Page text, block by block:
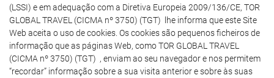
(LSSI) e em adequação com a Diretiva Europeia 2009/136/CE, TOR
GLOBAL TRAVEL (CICMA nº 3750) (TGT) lhe informa que este Site
Web aceita o uso de cookies. Os cookies são pequenos ficheiros de
informação que as páginas Web, como TOR GLOBAL TRAVEL
(CICMA nº 3750) (TGT) , enviam ao seu navegador e nos permitem
“recordar” informação sobre a sua visita anterior e sobre às suas